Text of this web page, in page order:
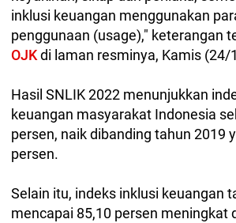
inklusi keuangan menggunakan
penggunaan (usage)," keterangan
OJKdi laman resminya, Kamis (24/
Hasil SNLIK 2022 menunjukkan
keuangan masyarakat Indonesia
persen, naik dibanding tahun 2019
persen.
Selain itu, indeks inklusi keuangan
mencapai 85,10 persen meningkat